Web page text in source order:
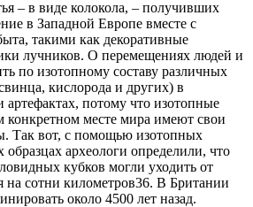
– в виде колокола, – получивших
в Западной Европе вместе с
такими как декоративные
лучников. О перемещениях людей и
по изотопному составу различных
кислорода и других) в
артефактах, потому что изотопные
конкретном месте мира имеют свои
Так вот, с помощью изотопных
археологи определили, что
кубков могли уходить от
на сотни километров36. В Британии
около 4500 лет назад.